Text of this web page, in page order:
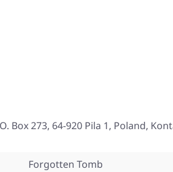
Box 273, 64-920 Pila 1, Poland,
Forgotten Tomb